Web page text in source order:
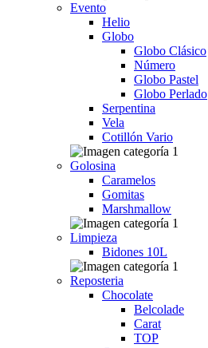
Evento
Helio
Globo
Globo Clásico
Número
Globo Pastel
Globo Perlado
Serpentina
Vela
Cotillón Vario
Golosina
Caramelos
Gomitas
Marshmallow
Limpieza
Bidones 10L
Reposteria
Chocolate
Belcolade
Carat
TOP